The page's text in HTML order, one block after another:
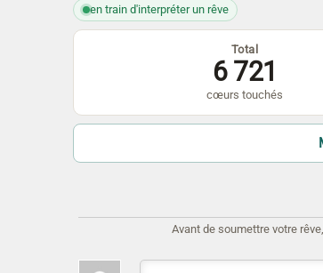
en train d'interpréter un rêve
Total
6 721
cœurs touchés
Avant de soumettre votre